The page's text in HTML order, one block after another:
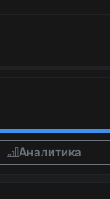
Аналитика